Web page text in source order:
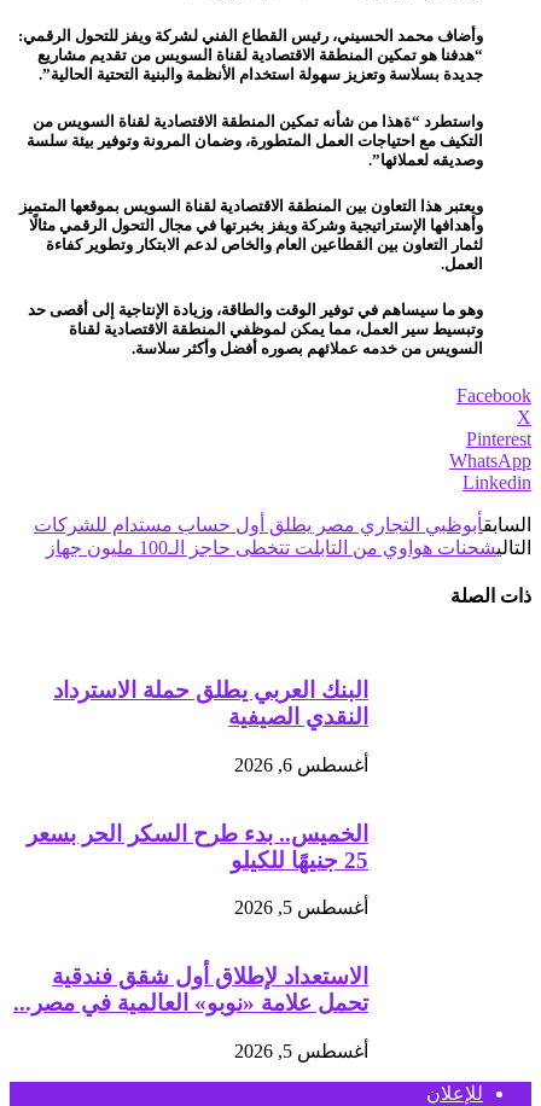
وأضاف محمد الحسيني، رئيس القطاع الفني لشركة ويفز للتحول الرقمي:
“هدفنا هو تمكين المنطقة الاقتصادية لقناة السويس من تقديم مشاريع
جديدة بسلاسة وتعزيز سهولة استخدام الأنظمة والبنية التحتية الحالية”.
واستطرد “ةهذا من شأنه تمكين المنطقة الاقتصادية لقناة السويس من
التكيف مع احتياجات العمل المتطورة، وضمان المرونة وتوفير بيئة سلسة
وصديقه لعملائها”.
ويعتبر هذا التعاون بين المنطقة الاقتصادية لقناة السويس بموقعها المتميز
وأهدافها الإستراتيجية وشركة ويفز بخبرتها في مجال التحول الرقمي مثالًا
لثمار التعاون بين القطاعين العام والخاص لدعم الابتكار وتطوير كفاءة
العمل.
وهو ما سيساهم في توفير الوقت والطاقة، وزيادة الإنتاجية إلى أقصى حد
وتبسيط سير العمل، مما يمكن لموظفي المنطقة الاقتصادية لقناة
السويس من خدمه عملائهم بصوره أفضل وأكثر سلاسة.
Facebook
X
Pinterest
WhatsApp
Linkedin
السابقأبوظبي التجاري مصر يطلق أول حساب مستدام للشركات
التاليشحنات هواوي من التابلت تتخطى حاجز الـ100 مليون جهاز
ذات الصلة
البنك العربي يطلق حملة الاسترداد
النقدي الصيفية
أغسطس 6, 2026
الخميس.. بدء طرح السكر الحر بسعر
25 جنيهًا للكيلو
أغسطس 5, 2026
الاستعداد لإطلاق أول شقق فندقية
تحمل علامة «نوبو» العالمية في مصر...
أغسطس 5, 2026
للإعلان